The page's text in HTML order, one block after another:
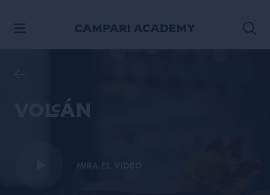
Volcán
MIRA EL VIDEO